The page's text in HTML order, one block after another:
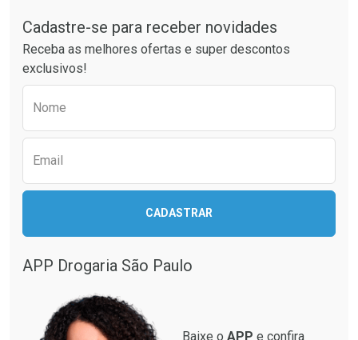
Cadastre-se para receber novidades
Receba as melhores ofertas e super descontos
exclusivos!
Nome
Email
CADASTRAR
APP Drogaria São Paulo
Baixe o APP e confira